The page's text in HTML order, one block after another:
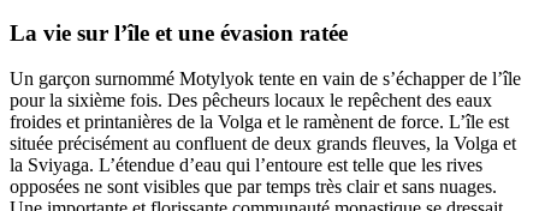
La vie sur l’île et une évasion ratée
Un garçon surnommé Motylyok tente en vain de s’échapper de l’île
pour la sixième fois. Des pêcheurs locaux le repêchent des eaux
froides et printanières de la Volga et le ramènent de force. L’île est
située précisément au confluent de deux grands fleuves, la Volga et
la Sviyaga. L’étendue d’eau qui l’entoure est telle que les rives
opposées ne sont visibles que par temps très clair et sans nuages.